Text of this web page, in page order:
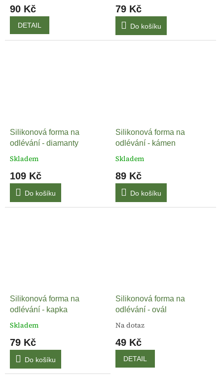
90 Kč
DETAIL
79 Kč
Do košíku
Silikonová forma na
odlévání - diamanty
Skladem
109 Kč
Do košíku
Silikonová forma na
odlévání - kámen
Skladem
89 Kč
Do košíku
Silikonová forma na
odlévání - kapka
Skladem
79 Kč
Do košíku
Silikonová forma na
odlévání - ovál
Na dotaz
49 Kč
DETAIL